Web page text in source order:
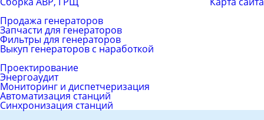
Каталог товаров
Продажа генераторов
Запчасти для генераторов
Фильтры для генераторов
Выкуп генераторов с наработкой
ЕРС (контракт)
Проектирование
Энергоаудит
Мониторинг и диспетчеризация
Автоматизация станций
Синхронизация станций